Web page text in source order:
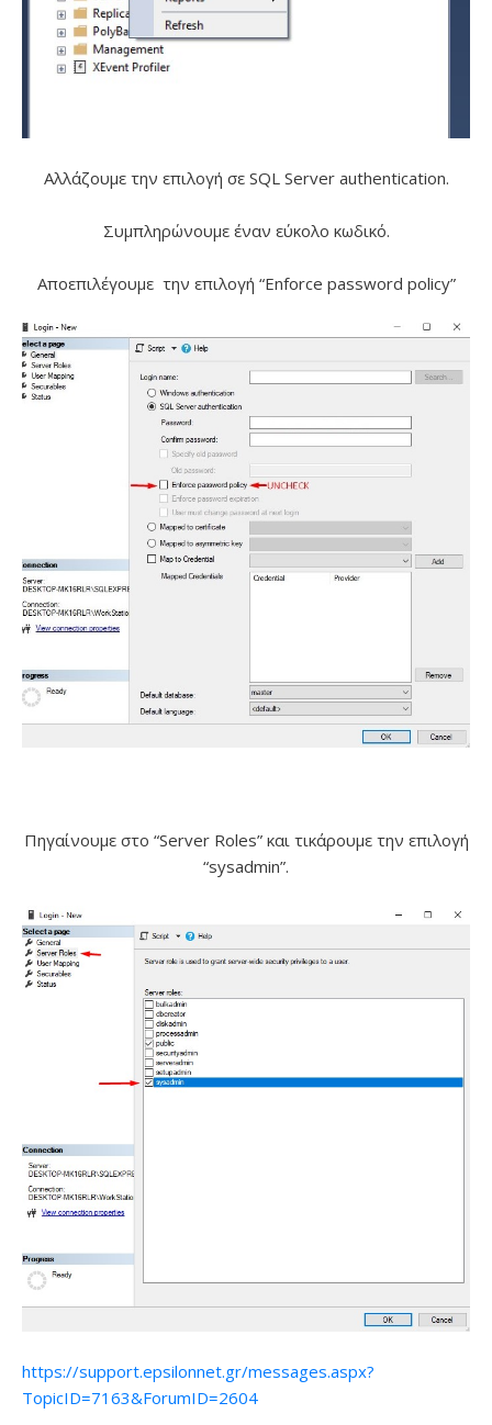
Αλλάζουμε την επιλογή σε SQL Server authentication.
Συμπληρώνουμε έναν εύκολο κωδικό.
Αποεπιλέγουμε την επιλογή “Enforce password policy”
Πηγαίνουμε στο “Server Roles” και τικάρουμε την επιλογή
“sysadmin”.
https://support.epsilonnet.gr/messages.aspx?
TopicID=7163&ForumID=2604